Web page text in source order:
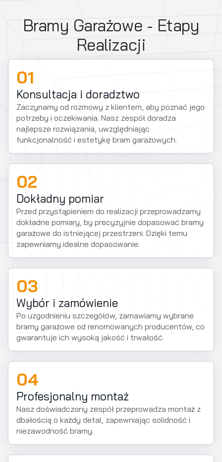
Bramy Garażowe - Etapy
Realizacji
01
Konsultacja i doradztwo
Zaczynamy od rozmowy z klientem, aby poznać jego
potrzeby i oczekiwania. Nasz zespół doradza
najlepsze rozwiązania, uwzględniając
funkcjonalność i estetykę bram garażowych.
02
Dokładny pomiar
Przed przystąpieniem do realizacji przeprowadzamy
dokładne pomiary, by precyzyjnie dopasować bramy
garażowe do istniejącej przestrzeni. Dzięki temu
zapewniamy idealne dopasowanie.
03
Wybór i zamówienie
Po uzgodnieniu szczegółów, zamawiamy wybrane
bramy garażowe od renomowanych producentów, co
gwarantuje ich wysoką jakość i trwałość.
04
Profesjonalny montaż
Nasz doświadczony zespół przeprowadza montaż z
dbałością o każdy detal, zapewniając solidność i
niezawodność bramy.